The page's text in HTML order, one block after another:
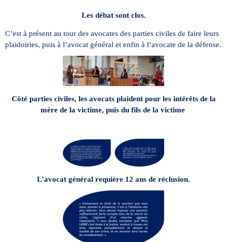
Les débat sont clos.
C’est à présent au tour des avocates des parties civiles de faire leurs
plaidoiries, puis à l’avocat général et enfin à l’avocate de la défense.
Côté parties civiles, les avocats plaident pour les intérêts de la
mère de la victime, puis du fils de la victime
L’avocat général requière 12 ans de réclusion.